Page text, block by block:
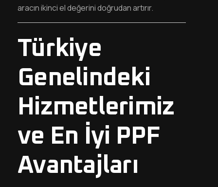
aracın ikinci el değerini doğrudan artırır.
Türkiye
Genelindeki
Hizmetlerimiz
ve En İyi PPF
Avantajları